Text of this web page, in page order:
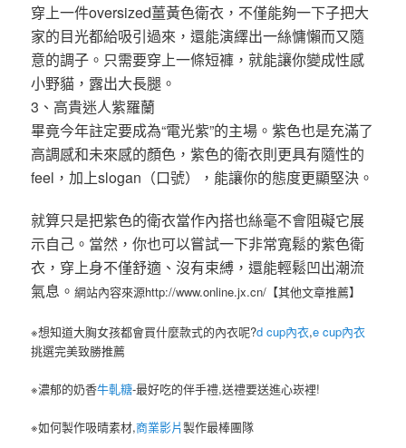
穿上一件oversized薑黃色衛衣，不僅能夠一下子把大
家的目光都給吸引過來，還能演繹出一絲慵懶而又隨
意的調子。只需要穿上一條短褲，就能讓你變成性感
小野貓，露出大長腿。
3、高貴迷人紫羅蘭
畢竟今年註定要成為“電光紫”的主場。紫色也是充滿了
高調感和未來感的顏色，紫色的衛衣則更具有隨性的
feel，加上slogan（口號），能讓你的態度更顯堅決。
就算只是把紫色的衛衣當作內搭也絲毫不會阻礙它展
示自己。當然，你也可以嘗試一下非常寬鬆的紫色衛
衣，穿上身不僅舒適、沒有束縛，還能輕鬆凹出潮流
氣息。網站內容來源http://www.online.jx.cn/【其他文章推薦】
※想知道大胸女孩都會買什麼款式的內衣呢?d cup內衣,e cup內衣
挑選完美致勝推薦
※濃郁的奶香牛軋糖-最好吃的伴手禮,送禮要送進心崁裡!
※如何製作吸晴素材,商業影片製作最棒團隊